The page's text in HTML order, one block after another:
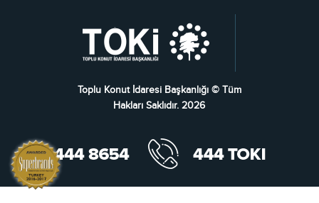
Toplu Konut İdaresi Başkanlığı © Tüm
Hakları Saklıdır. 2026